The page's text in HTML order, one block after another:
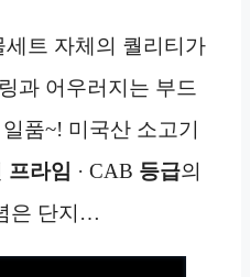
세트 자체의 퀄리티가
링과 어우러지는 부드
품~! 미국산 소고기
프라임 · CAB 등급의
은 단지…